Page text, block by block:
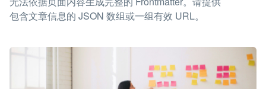
包含文章信息的 JSON 数组或一组有效 URL。